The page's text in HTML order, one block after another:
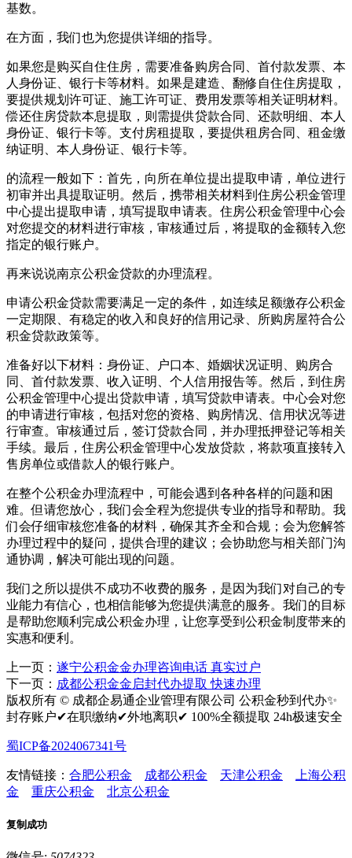
基数。
在方面，我们也为您提供详细的指导。
如果您是购买自住住房，需要准备购房合同、首付款发票、本
人身份证、银行卡等材料。如果是建造、翻修自住住房提取，
要提供规划许可证、施工许可证、费用发票等相关证明材料。
偿还住房贷款本息提取，则需提供贷款合同、还款明细、本人
身份证、银行卡等。支付房租提取，要提供租房合同、租金缴
纳证明、本人身份证、银行卡等。
的流程一般如下：首先，向所在单位提出提取申请，单位进行
初审并出具提取证明。然后，携带相关材料到住房公积金管理
中心提出提取申请，填写提取申请表。住房公积金管理中心会
对您提交的材料进行审核，审核通过后，将提取的金额转入您
指定的银行账户。
再来说说南京公积金贷款的办理流程。
申请公积金贷款需要满足一定的条件，如连续足额缴存公积金
一定期限、有稳定的收入和良好的信用记录、所购房屋符合公
积金贷款政策等。
准备好以下材料：身份证、户口本、婚姻状况证明、购房合
同、首付款发票、收入证明、个人信用报告等。然后，到住房
公积金管理中心提出贷款申请，填写贷款申请表。中心会对您
的申请进行审核，包括对您的资格、购房情况、信用状况等进
行审查。审核通过后，签订贷款合同，并办理抵押登记等相关
手续。最后，住房公积金管理中心发放贷款，将款项直接转入
售房单位或借款人的银行账户。
在整个公积金办理流程中，可能会遇到各种各样的问题和困
难。但请您放心，我们会全程为您提供专业的指导和帮助。我
们会仔细审核您准备的材料，确保其齐全和合规；会为您解答
办理过程中的疑问，提供合理的建议；会协助您与相关部门沟
通协调，解决可能出现的问题。
我们之所以提供不成功不收费的服务，是因为我们对自己的专
业能力有信心，也相信能够为您提供满意的服务。我们的目标
是帮助您顺利完成公积金办理，让您享受到公积金制度带来的
实惠和便利。
上一页： 遂宁公积金金办理咨询电话 真实过户
下一页： 成都公积金金启封代办提取 快速办理
版权所有 © 成都企易通企业管理有限公司 公积金秒到代办✨
封存账户✔在职缴纳✔外地离职✔ 100%全额提取 24h极速安全
蜀ICP备2024067341号
友情链接： 合肥公积金 成都公积金 天津公积金
上海公积
金
重庆公积金 北京公积金
复制成功